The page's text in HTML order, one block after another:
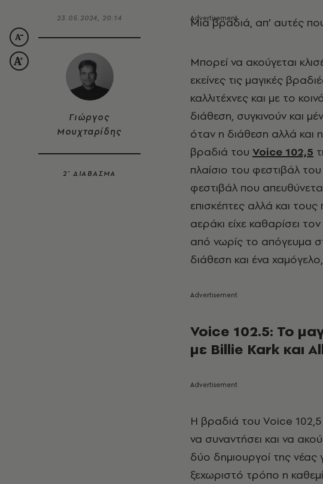
23.05.2024, 20:14
Γιώργος
Μουχταρίδης
2’ ΔΙΑΒΑΣΜΑ
Μια βραδιά, απ’ αυτές
Μπορεί να ακούγεται
εκείνες τις μαγικές
καλλιτέχνες και με το
διάθεση, συγκινούν και
όταν η διάθεση αλλά και
βραδιά του Voice 102,5
πλαίσιο του φεστιβάλ
φεστιβάλ που
επισκέπτες αλλά και
αεράκι είχε καθαρίσει
από νωρίς το απόγευμα
διάθεση και ένα
Voice 102.5: Το
με Billie Kark και
Η βραδιά του Voice
να συναντήσει και να
δύο δημιουργοί της νέας
ξεχωριστό τρόπο η